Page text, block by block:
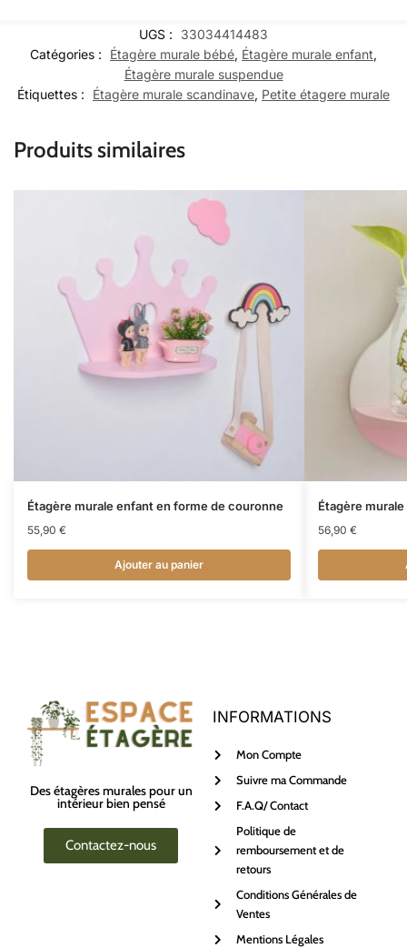
UGS :
33034414483
Catégories :
Étagère murale bébé, Étagère murale enfant,
Étagère murale suspendue
Étiquettes :
Étagère murale scandinave, Petite étagere murale
Produits similaires
Étagère murale enfant en forme de couronne
55,90 €
Ajouter au panier
Étagère
56,90 €
Des étagères murales pour un
intérieur bien pensé
Contactez-nous
INFORMATIONS
Mon Compte
Suivre ma Commande
F.A.Q/ Contact
Politique de
remboursement et de
retours
Conditions Générales de
Ventes
Mentions Légales